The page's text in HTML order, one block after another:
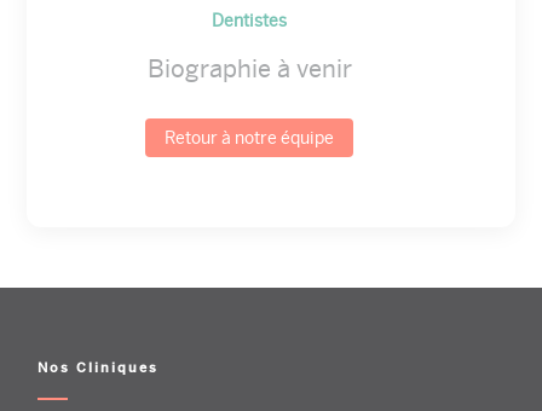
Dentistes
Biographie à venir
Retour à notre équipe
Nos Cliniques